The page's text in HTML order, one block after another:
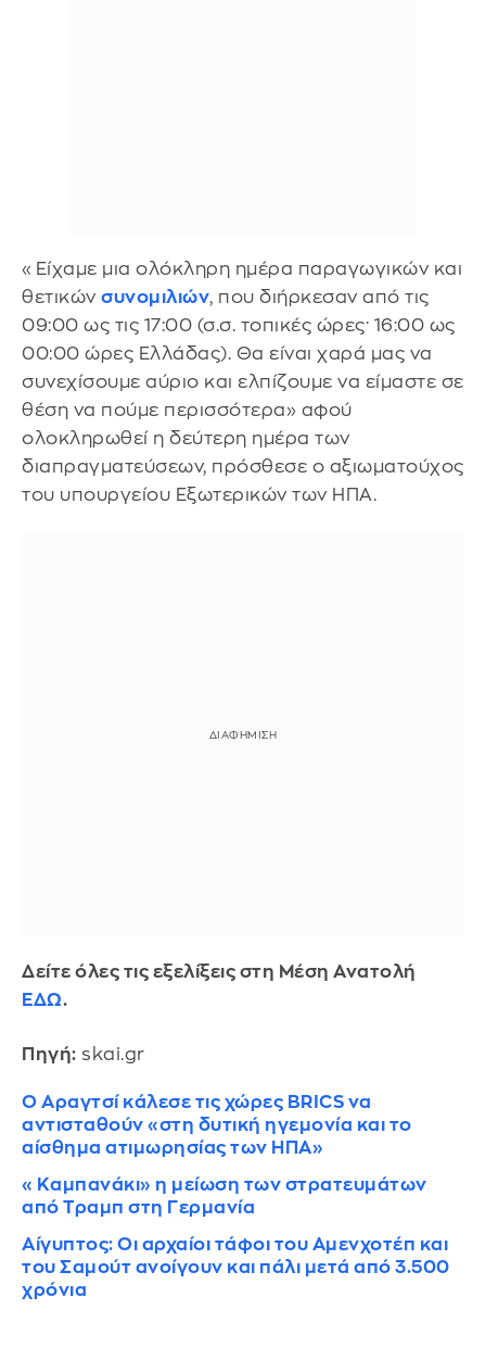
«Είχαμε μια ολόκληρη ημέρα παραγωγικών και
θετικών συνομιλιών, που διήρκεσαν από τις
09:00 ως τις 17:00 (σ.σ. τοπικές ώρες· 16:00 ως
00:00 ώρες Ελλάδας). Θα είναι χαρά μας να
συνεχίσουμε αύριο και ελπίζουμε να είμαστε σε
θέση να πούμε περισσότερα» αφού
ολοκληρωθεί η δεύτερη ημέρα των
διαπραγματεύσεων, πρόσθεσε ο αξιωματούχος
του υπουργείου Εξωτερικών των ΗΠΑ.
Δείτε όλες τις εξελίξεις στη Μέση Ανατολή
ΕΔΩ.
Πηγή: skai.gr
Ο Αραγτσί κάλεσε τις χώρες BRICS να
αντισταθούν «στη δυτική ηγεμονία και το
αίσθημα ατιμωρησίας των ΗΠΑ»
«Καμπανάκι» η μείωση των στρατευμάτων
από Τραμπ στη Γερμανία
Αίγυπτος: Οι αρχαίοι τάφοι του Αμενχοτέπ και
του Σαμούτ ανοίγουν και πάλι μετά από 3.500
χρόνια